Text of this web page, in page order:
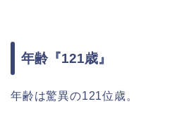
年齢『121歳』
年齢は驚異の121位歳。